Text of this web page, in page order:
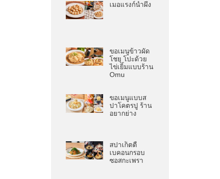
เมอแรงก์น้ำผึ้ง
ขอเมนูข้าวผัด
โชยุ โปะด้วย
ไข่เยิ้มแบบร้าน
Omu
ขอเมนูแบบส
ปาโคตรปู ร้าน
อยากย่าง
สปาเก็ตตี้
เบคอนกรอบ
ซอสกะเพรา